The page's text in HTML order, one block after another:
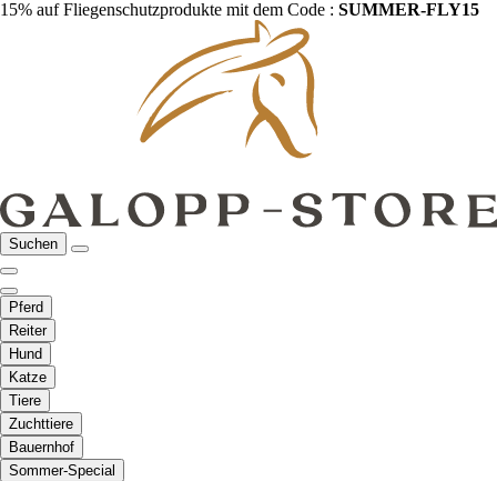
15% auf Fliegenschutzprodukte mit dem Code : SUMMER-FLY15
Suchen
Pferd
Reiter
Hund
Katze
Tiere
Zuchttiere
Bauernhof
Sommer-Special